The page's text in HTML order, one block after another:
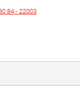
84 - 22003